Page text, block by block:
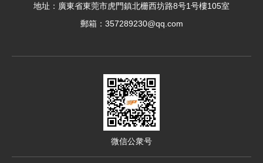
高***7（匿名） 寶貝收到了 每次都一樣精準 将你的
寶貝送達 非常值得大力推薦的好賣家
優秀的集運，快速又劃算，也把商品保護得很好！
地址：廣東省東莞市虎門鎮北栅西坊路8号1号樓105室
郵箱：357289230@qq.com
微信公衆号